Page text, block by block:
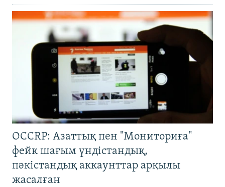
OCCRP: Азаттық пен "Мониториға"
фейк шағым үндістандық,
пәкістандық аккаунттар арқылы
жасалған